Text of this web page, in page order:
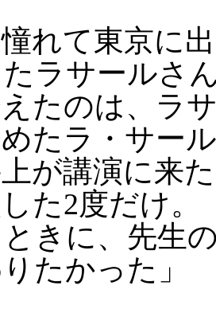
れて東京に
ラサールさ
たのは、ラ
たラ・サー
が講演に来
た2度だけ。
きに、先生
たかった」